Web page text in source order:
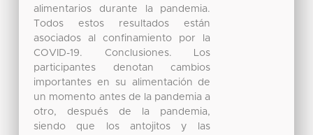
alimentarios durante la pandemia.
Todos estos resultados están
asociados al confinamiento por la
COVID-19. Conclusiones. Los
participantes denotan cambios
importantes en su alimentación de
un momento antes de la pandemia a
otro, después de la pandemia,
siendo que los antojitos y las